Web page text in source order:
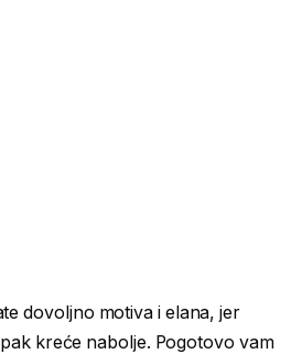
dovoljno motiva i elana, jer
kreće nabolje. Pogotovo vam